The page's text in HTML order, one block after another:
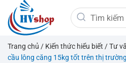
qua
nội
dung
Tìm
kiếm:
Trang chủ / Kiến thức hiểu biết /Tư
cầu lông căng 15kg tốt trên thị trường